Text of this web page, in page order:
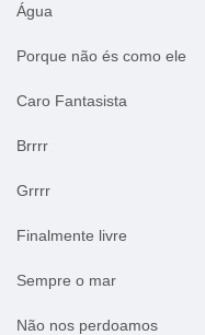
Água
Porque não és como ele
Caro Fantasista
Brrrr
Grrrr
Finalmente livre
Sempre o mar
Não nos perdoamos